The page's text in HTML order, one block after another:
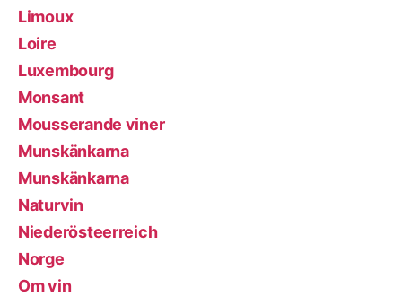
Limoux
Loire
Luxembourg
Monsant
Mousserande viner
Munskänkarna
Munskänkarna
Naturvin
Niederösteerreich
Norge
Om vin